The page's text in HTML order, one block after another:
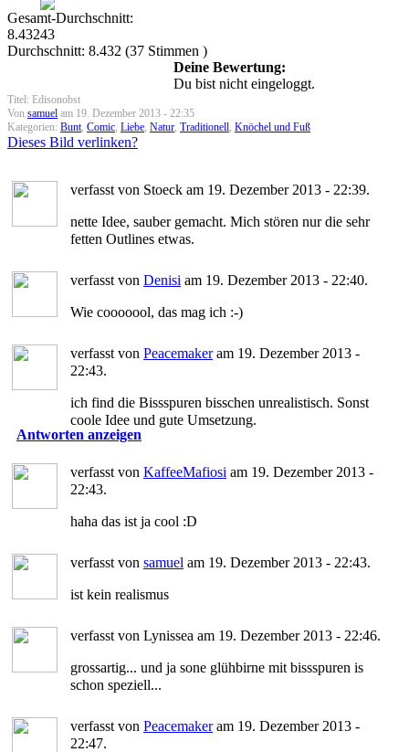
Gesamt-Durchschnitt:
8.43243
Durchschnitt: 8.432 (37 Stimmen )
Deine Bewertung:
Du bist nicht eingeloggt.
Titel: Edisonobst
Von samuel am 19. Dezember 2013 - 22:35
Kategorien: Bunt, Comic, Liebe, Natur, Traditionell, Knöchel und Fuß
Dieses Bild verlinken?
verfasst von Stoeck am 19. Dezember 2013 - 22:39.
nette Idee, sauber gemacht. Mich stören nur die sehr
fetten Outlines etwas.
verfasst von Denisi am 19. Dezember 2013 - 22:40.
Wie cooooool, das mag ich :-)
verfasst von Peacemakeram 19. Dezember 2013 -
22:43.
ich find die Bissspuren bisschen unrealistisch. Sonst
coole Idee und gute Umsetzung.
Antworten anzeigen
verfasst von KaffeeMafiosi am 19. Dezember 2013 -
22:43.
haha das ist ja cool :D
verfasst von samuel am 19. Dezember 2013 - 22:43.
ist kein realismus
verfasst von Lynissea am 19. Dezember 2013 - 22:46.
grossartig... und ja sone glühbirne mit bissspuren is
schon speziell...
verfasst von Peacemakeram 19. Dezember 2013 -
22:47.